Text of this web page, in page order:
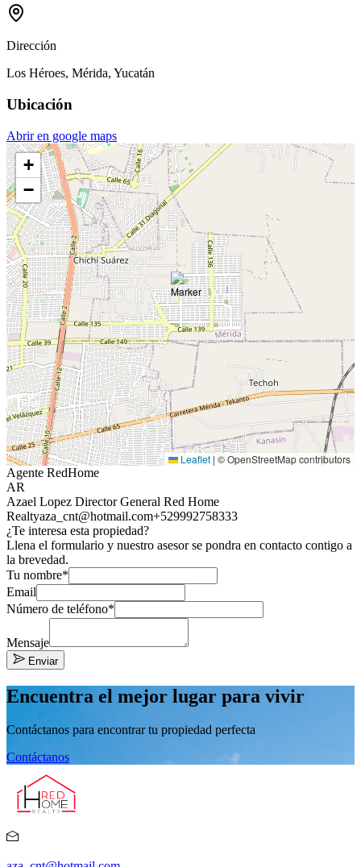
Dirección
Los Héroes, Mérida, Yucatán
Ubicación
Abrir en google maps
+
−
Leaflet | © OpenStreetMap contributors
Agente RedHome
AR
Azael Lopez Director General Red Home
Realtyaza_cnt@hotmail.com+529992758333
¿Te interesa esta propiedad?
Llena el formulario y nuestro asesor se pondra en contacto contigo a
la brevedad.
Tu nombre*
Email
Número de teléfono*
Mensaje
Enviar
Encuentra el mejor lugar para vivir
Contáctanos para encontrar tu propiedad perfecta
Contáctanos